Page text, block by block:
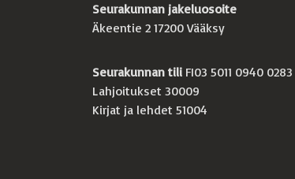
Seurakunnan jakeluosoite
Äkeentie 2 17200 Vääksy
Seurakunnan tili FI03 5011 0940
Lahjoitukset 30009
Kirjat ja lehdet 51004